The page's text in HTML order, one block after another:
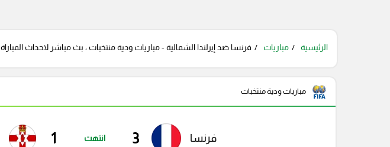
الرئيسية مباريات فرنسا ضد إيرلندا الشمالية - مباريات ودية منتخبات ، بث مباشر لاحداث المباراة
مباريات ودية منتخبات
فرنسا 3 انتهت 1